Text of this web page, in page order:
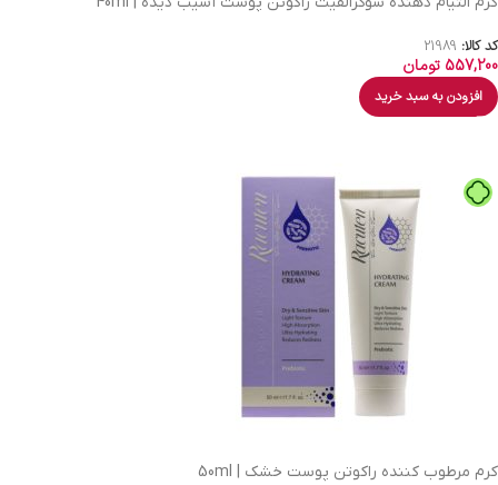
کد کالا: 21989
557,200 تومان
افزودن به سبد خرید
کرم مرطوب کننده راکوتن پوست خشک | 50ml